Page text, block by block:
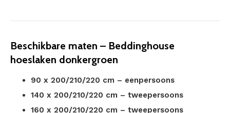
Beschikbare maten – Beddinghouse
hoeslaken donkergroen
90 x 200/210/220 cm – eenpersoons
140 x 200/210/220 cm – tweepersoons
160 x 200/210/220 cm – tweepersoons